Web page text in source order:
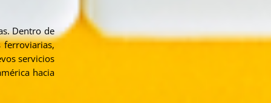
Dentro de
ferroviarias,
servicios
hacia